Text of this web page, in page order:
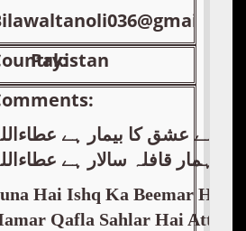
Pakistan
سنا ہے عشق کا بیمار ہے
ہمار قافلہ سالار ہے
Hai Ishq Ka Beemar Hai
Qafla Sahlar Hai